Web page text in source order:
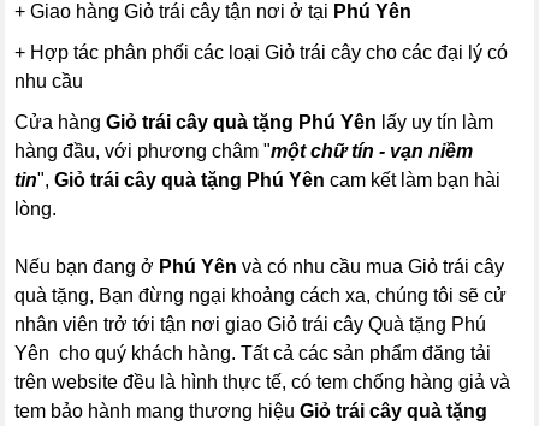
+ Giao hàng Giỏ trái cây tận nơi ở tại Phú Yên
+ Hợp tác phân phối các loại Giỏ trái cây cho các đại lý có
nhu cầu
Cửa hàngGiỏ trái cây quà tặng Phú Yên lấy uy tín làm
hàng đầu, với phương châm "một chữ tín - vạn niềm
tin",Giỏ trái câyquà tặng Phú Yên cam kết làm bạn hài
lòng.
Nếu bạn đang ở Phú Yên và có nhu cầu mua Giỏ trái cây
quà tặng, Bạn đừng ngại khoảng cách xa, chúng tôi sẽ cử
nhân viên trở tới tận nơi giao Giỏ trái cây Quà tặng Phú
Yên cho quý khách hàng. Tất cả các sản phẩm đăng tải
trên website đều là hình thực tế, có tem chống hàng giả và
tem bảo hành mang thương hiệuGiỏ trái cây quà tặng